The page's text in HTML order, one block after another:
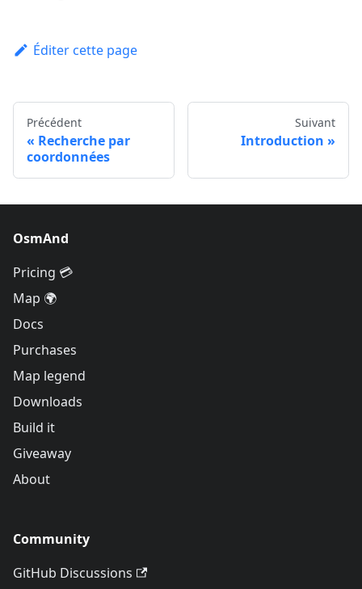
Éditer cette page
Précédent
Recherche par
coordonnées
Suivant
Introduction
OsmAnd
Pricing 💳
Map 🌍
Docs
Purchases
Map legend
Downloads
Build it
Giveaway
About
Community
GitHub Discussions